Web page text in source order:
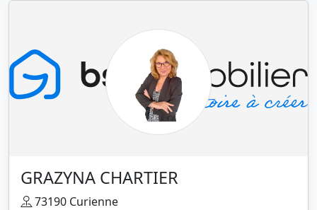
GRAZYNA CHARTIER
73190 Curienne